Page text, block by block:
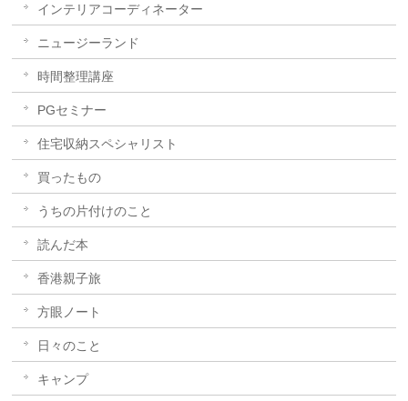
インテリアコーディネーター
ニュージーランド
時間整理講座
PGセミナー
住宅収納スペシャリスト
買ったもの
うちの片付けのこと
読んだ本
香港親子旅
方眼ノート
日々のこと
キャンプ